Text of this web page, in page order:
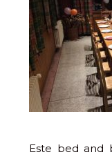
Este bed and